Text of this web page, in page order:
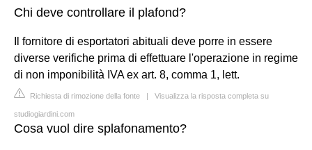
Chi deve controllare il plafond?
Il fornitore di esportatori abituali deve porre in essere
diverse verifiche prima di effettuare l'operazione in regime
di non imponibilità IVA ex art. 8, comma 1, lett.
Richiesta di rimozione della fonte | Visualizza la risposta completa su
studiogiardini.com
Cosa vuol dire splafonamento?